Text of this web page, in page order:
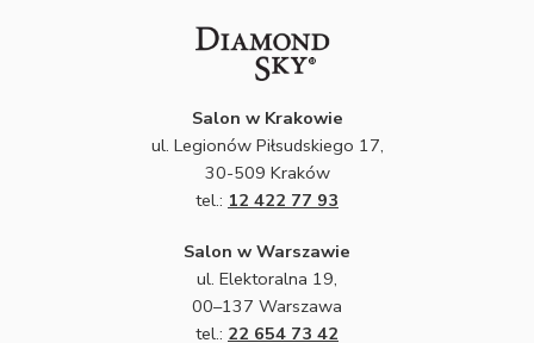
Salon w Krakowie
ul. Legionów Piłsudskiego 17,
30-509 Kraków
tel.: 12 422 77 93
Salon w Warszawie
ul. Elektoralna 19,
00–137 Warszawa
tel.: 22 654 73 42